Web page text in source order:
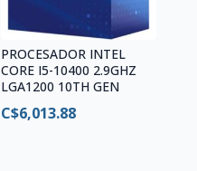
PROCESADOR INTEL
CORE I5-10400 2.9GHZ
LGA1200 10TH GEN
C$6,013.88